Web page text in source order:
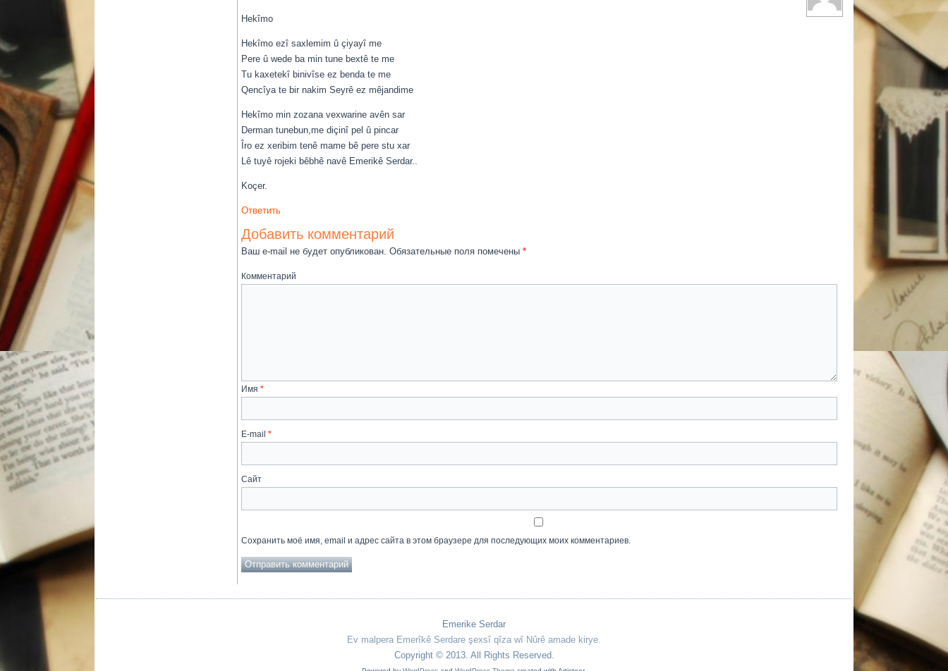
Hekîmo
Hekîmo ezî saxlemim û çiyayî me
Pere û wede ba min tune bextê te me
Tu kaxetekî binivîse ez benda te me
Qencîya te bir nakim Seyrê ez mêjandime
Hekîmo min zozana vexwarine avên sar
Derman tunebun,me diçinî pel û pincar
Îro ez xeribim tenê mame bê pere stu xar
Lê tuyê rojeki bêbhê navê Emerikê Serdar..
Koçer.
Ответить
Добавить комментарий
Ваш e-mail не будет опубликован. Обязательные поля помечены*
Комментарий
Имя*
E-mail*
Сайт
Сохранить моё имя, email и адрес сайта в этом браузере для последующих моих комментариев.
Emerike Serdar
Ev malpera Emerîkê Serdare şexsî qîza wî Nûrê amade kirye.
Copyright © 2013. All Rights Reserved.